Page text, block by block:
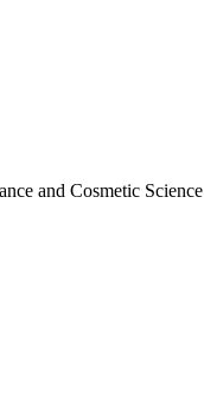
and Cosmetic Science